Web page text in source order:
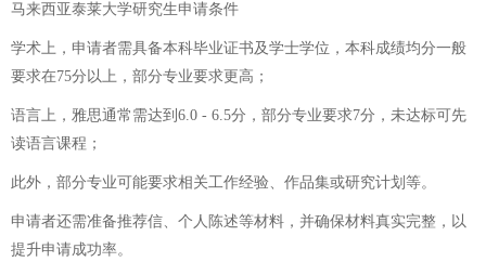
马来西亚泰莱大学研究生申请条件
学术上，申请者需具备本科毕业证书及学士学位，本科成绩均分一般
要求在75分以上，部分专业要求更高；
语言上，雅思通常需达到6.0 - 6.5分，部分专业要求7分，未达标可先
读语言课程；
此外，部分专业可能要求相关工作经验、作品集或研究计划等。
申请者还需准备推荐信、个人陈述等材料，并确保材料真实完整，以
提升申请成功率。